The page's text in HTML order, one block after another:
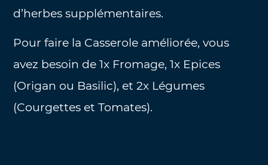
d’herbes supplémentaires.
Pour faire la Casserole améliorée, vous
avez besoin de 1x Fromage, 1x Epices
(Origan ou Basilic), et 2x Légumes
(Courgettes et Tomates).